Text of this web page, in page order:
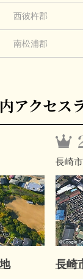
西彼杵郡
南松浦郡
アクセス
長崎市
長崎